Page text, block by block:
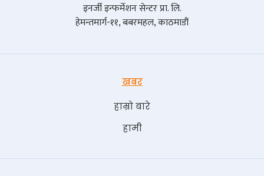
इनर्जी इन्फर्मेशन सेन्टर प्रा. लि.
हेमन्तमार्ग-११, बबरमहल, काठमाडौं
खबर
हाम्रो बारे
हामी